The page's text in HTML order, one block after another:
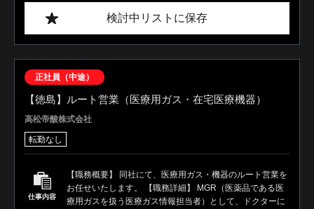
検討中リストに保存
正社員（中途）
【徳島】ルート営業（医療用ガス・在宅医療機器）
高松帝酸株式会社
転勤なし
仕事内容
【職務概要】 同社にて、医療用ガス・機器のルート営業を
お任せいたします。 【職務詳細】 MGR（医薬品である医
療用ガスを扱う医療ガス情報担当者）として、ドクターに